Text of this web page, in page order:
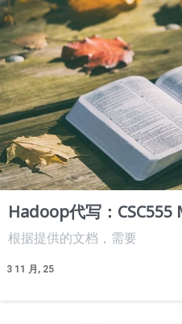
Hadoop代写：
3 11 月, 25
根据提供的文档，需要